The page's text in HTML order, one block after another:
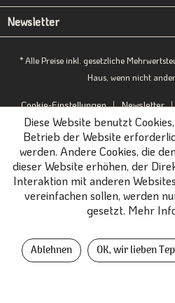
Newsletter
* Alle Preise inkl. gesetzliche
Haus, wenn nicht
Cookie-Einstellungen Newsletter
Impressum
Diese Website benutzt
Betrieb der Website
werden. Andere Cookies, die
dieser Website erhöhen, der
Interaktion mit anderen
vereinfachen sollen, werden
gesetzt. Mehr
Ablehnen OK, wir lieben